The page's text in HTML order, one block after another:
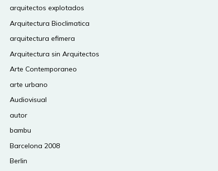
arquitectos explotados
Arquitectura Bioclimatica
arquitectura efimera
Arquitectura sin Arquitectos
Arte Contemporaneo
arte urbano
Audiovisual
autor
bambu
Barcelona 2008
Berlin